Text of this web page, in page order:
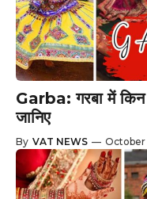
Garba: गरबा में
जानिए
By VAT NEWS — October